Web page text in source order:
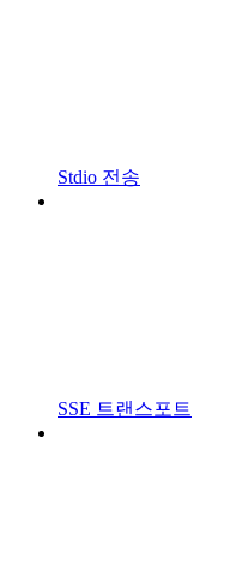
Stdio 전송
SSE 트랜스포트